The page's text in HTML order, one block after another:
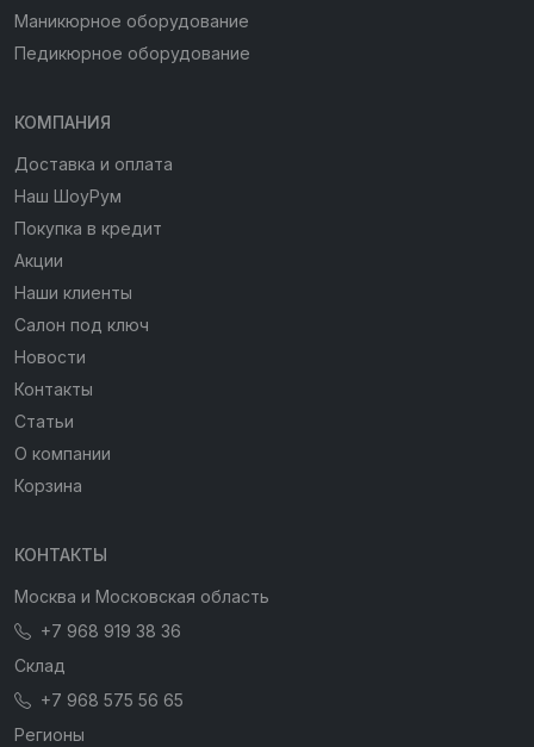
Маникюрное оборудование
Педикюрное оборудование
КОМПАНИЯ
Доставка и оплата
Наш ШоуРум
Покупка в кредит
Акции
Наши клиенты
Салон под ключ
Новости
Контакты
Статьи
О компании
Корзина
КОНТАКТЫ
Москва и Московская область
+7 968 919 38 36
Склад
+7 968 575 56 65
Регионы